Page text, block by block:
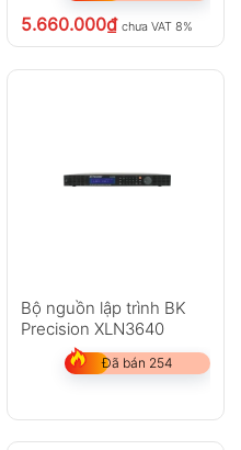
5.660.000₫ chưa VAT 8%
Bộ nguồn lập trình BK
Precision XLN3640
Đã bán 254